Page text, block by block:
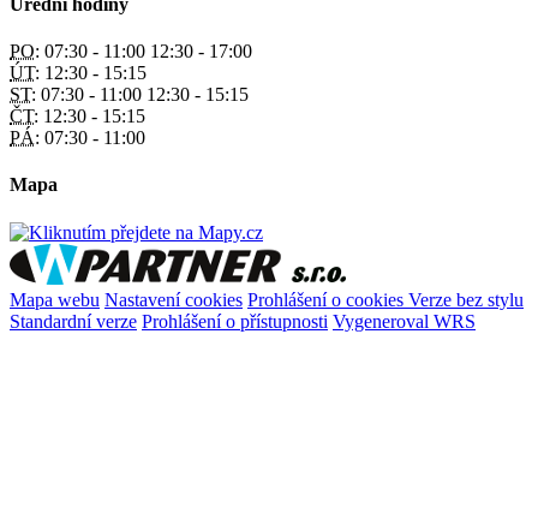
PO: 07:30 - 11:00 12:30 - 17:00
ÚT: 12:30 - 15:15
ST: 07:30 - 11:00 12:30 - 15:15
ČT: 12:30 - 15:15
PÁ: 07:30 - 11:00
Mapa
Mapa webu Nastavení cookies Prohlášení o cookies Verze bez stylu
Standardní verze Prohlášení o přístupnosti Vygeneroval WRS